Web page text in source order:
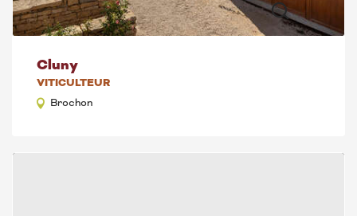
Recherche
Cluny
VITICULTEUR
Brochon